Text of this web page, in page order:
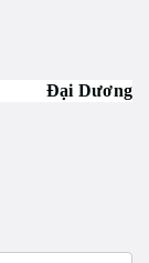
Đại Dương